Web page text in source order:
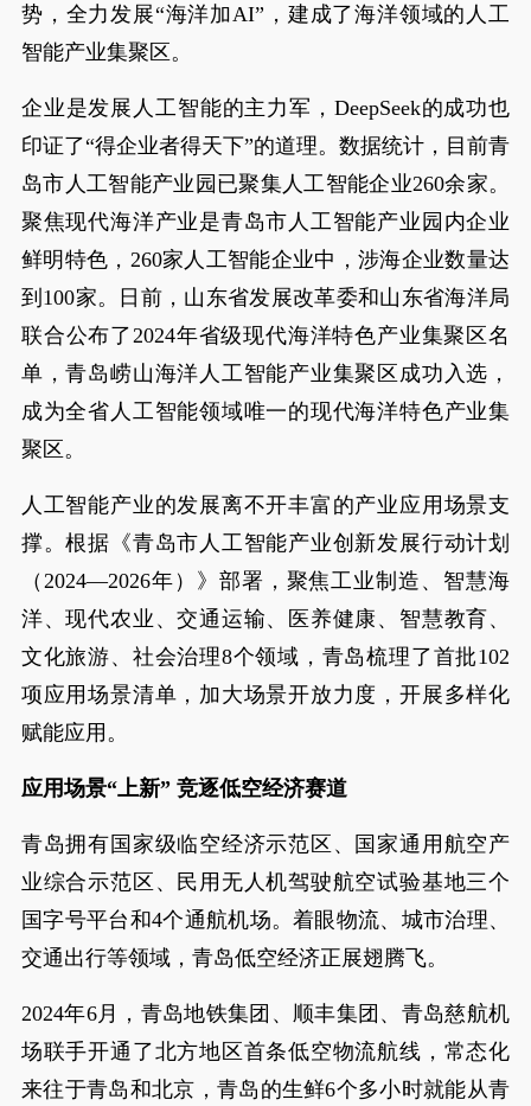
势，全力发展“海洋加AI”，建成了海洋领域的人工
智能产业集聚区。
企业是发展人工智能的主力军，DeepSeek的成功也
印证了“得企业者得天下”的道理。数据统计，目前青
岛市人工智能产业园已聚集人工智能企业260余家。
聚焦现代海洋产业是青岛市人工智能产业园内企业
鲜明特色，260家人工智能企业中，涉海企业数量达
到100家。日前，山东省发展改革委和山东省海洋局
联合公布了2024年省级现代海洋特色产业集聚区名
单，青岛崂山海洋人工智能产业集聚区成功入选，
成为全省人工智能领域唯一的现代海洋特色产业集
聚区。
人工智能产业的发展离不开丰富的产业应用场景支
撑。根据《青岛市人工智能产业创新发展行动计划
（2024—2026年）》部署，聚焦工业制造、智慧海
洋、现代农业、交通运输、医养健康、智慧教育、
文化旅游、社会治理8个领域，青岛梳理了首批102
项应用场景清单，加大场景开放力度，开展多样化
赋能应用。
应用场景“上新” 竞逐低空经济赛道
青岛拥有国家级临空经济示范区、国家通用航空产
业综合示范区、民用无人机驾驶航空试验基地三个
国字号平台和4个通航机场。着眼物流、城市治理、
交通出行等领域，青岛低空经济正展翅腾飞。
2024年6月，青岛地铁集团、顺丰集团、青岛慈航机
场联手开通了北方地区首条低空物流航线，常态化
来往于青岛和北京，青岛的生鲜6个多小时就能从青